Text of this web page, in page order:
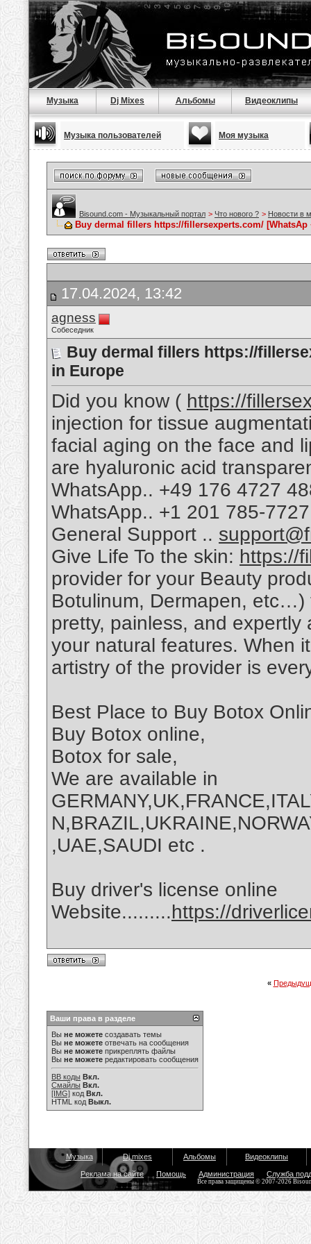
Музыка Dj Mixes Альбомы Видеоклипы
Музыка пользователей Моя музыка
Bisound.com - Музыкальный портал > Что нового ? > Новости в
Buy dermal fillers https://fillersexperts.com/ [WhatsAp
17.04.2024, 13:42
agness
Собеседник
Buy dermal fillers https://
in Europe
Did you know ( https://
injection for tissue
facial aging on the face and
are hyaluronic acid
WhatsApp.. +49 176 4727
WhatsApp.. +1 201 785-7727
General Support ..
Give Life To the skin: https://
provider for your Beauty
Botulinum, Dermapen, etc…)
pretty, painless, and
your natural features. When
artistry of the provider is
Best Place to Buy Botox
Buy Botox online,
Botox for sale,
We are available in
,UAE,SAUDI etc .
Buy driver's license online
Website.........https://
«
Ваши права в разделе
Вы не можете создавать темы
Вы не можете отвечать на сообщения
Вы не можете прикреплять файлы
Вы не можете редактировать сообщения
BB коды Вкл.
Смайлы Вкл.
[IMG] код Вкл.
HTML код Выкл.
Музыка Dj mixes Альбомы Видеоклипы
Реклама на сайте Помощь Администрация Служба
Все права защищены © 2007-2026